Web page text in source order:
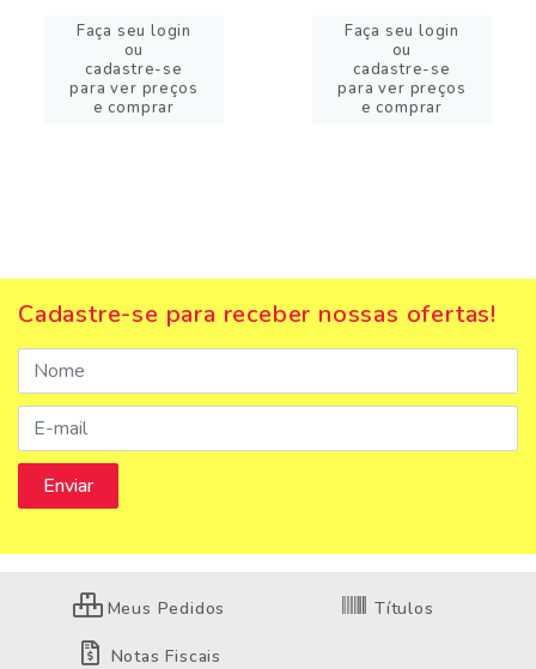
Faça seu login
ou
cadastre-se
para ver preços
e comprar
Faça seu login
ou
cadastre-se
para ver preços
e comprar
Cadastre-se para receber nossas ofertas!
Meus Pedidos Títulos
Notas Fiscais